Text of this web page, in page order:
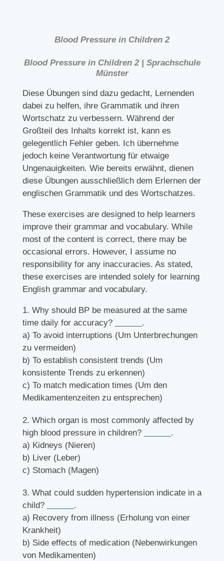
Blood Pressure in Children 2
Blood Pressure in Children 2 | Sprachschule
Münster
Diese Übungen sind dazu gedacht, Lernenden
dabei zu helfen, ihre Grammatik und ihren
Wortschatz zu verbessern. Während der
Großteil des Inhalts korrekt ist, kann es
gelegentlich Fehler geben. Ich übernehme
jedoch keine Verantwortung für etwaige
Ungenauigkeiten. Wie bereits erwähnt, dienen
diese Übungen ausschließlich dem Erlernen der
englischen Grammatik und des Wortschatzes.
These exercises are designed to help learners
improve their grammar and vocabulary. While
most of the content is correct, there may be
occasional errors. However, I assume no
responsibility for any inaccuracies. As stated,
these exercises are intended solely for learning
English grammar and vocabulary.
1. Why should BP be measured at the same
time daily for accuracy?
.
a) To avoid interruptions (Um Unterbrechungen
zu vermeiden)
b) To establish consistent trends (Um
konsistente Trends zu erkennen)
c) To match medication times (Um den
Medikamentenzeiten zu entsprechen)
2. Which organ is most commonly affected by
high blood pressure in children?
.
a) Kidneys (Nieren)
b) Liver (Leber)
c) Stomach (Magen)
3. What could sudden hypertension indicate in a
child?
.
a) Recovery from illness (Erholung von einer
Krankheit)
b) Side effects of medication (Nebenwirkungen
von Medikamenten)